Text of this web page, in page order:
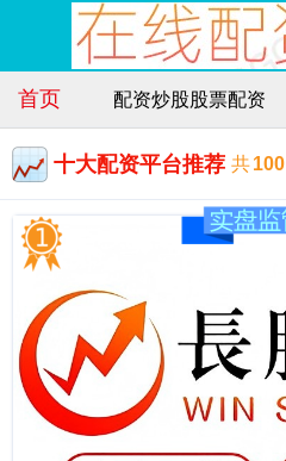
首页 配资炒股股票配资
十大配资平台推荐 共100